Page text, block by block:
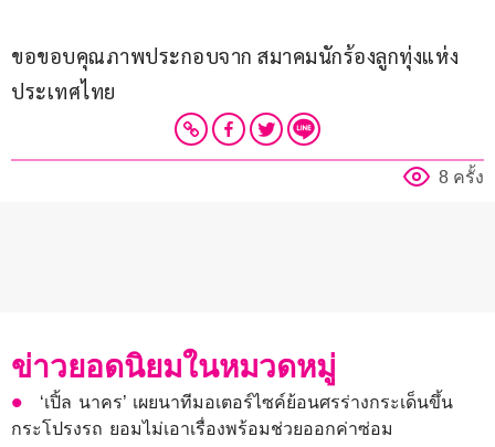
ขอขอบคุณภาพประกอบจาก สมาคมนักร้องลูกทุ่งแห่ง
ประเทศไทย
8 ครั้ง
ข่าวยอดนิยมในหมวดหมู่
‘เปิ้ล นาคร’ เผยนาทีมอเตอร์ไซค์ย้อนศรร่างกระเด็นขึ้น
กระโปรงรถ ยอมไม่เอาเรื่องพร้อมช่วยออกค่าซ่อม